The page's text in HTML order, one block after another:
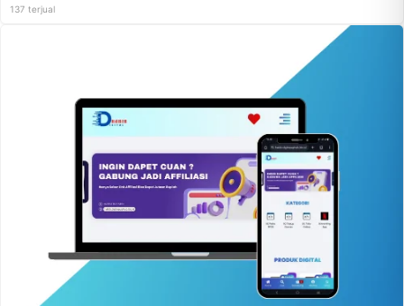
137 terjual